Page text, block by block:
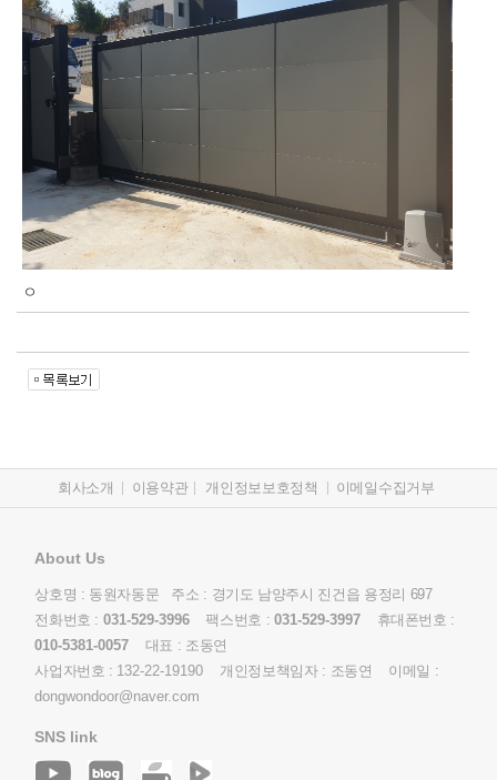
ㅇ
회사소개 이용약관 개인정보보호정책 이메일수집거부
About Us
상호명 : 동원자동문 주소 : 경기도 남양주시 진건읍 용정리 697
전화번호 : 031-529-3996팩스번호 : 031-529-3997휴대폰번호 :
010-5381-0057 대표 : 조동연
사업자번호 : 132-22-19190 개인정보책임자 : 조동연 이메일 :
dongwondoor@naver.com
SNS link